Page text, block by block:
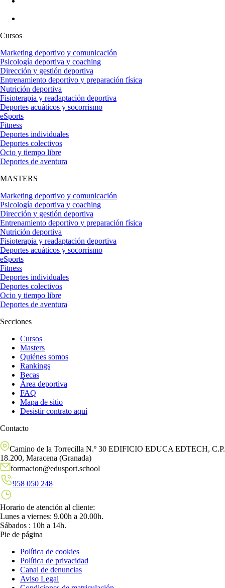
Cursos
Marketing deportivo y comunicación
Psicología deportiva y coaching
Dirección y gestión deportiva
Entrenamiento deportivo y preparación física
Nutrición deportiva
Fisioterapia y readaptación deportiva
Deportes acuáticos y socorrismo
eSports
Fitness
Deportes individuales
Deportes colectivos
Ocio y tiempo libre
Deportes de aventura
MASTERS
Marketing deportivo y comunicación
Psicología deportiva y coaching
Dirección y gestión deportiva
Entrenamiento deportivo y preparación física
Nutrición deportiva
Fisioterapia y readaptación deportiva
Deportes acuáticos y socorrismo
eSports
Fitness
Deportes individuales
Deportes colectivos
Ocio y tiempo libre
Deportes de aventura
Secciones
Cursos
Masters
Quiénes somos
Rankings
Becas
Área deportiva
FAQ
Mapa de sitio
Desistir contrato aquí
Contacto
Camino de la Torrecilla N.º 30 EDIFICIO EDUCA EDTECH, C.P.
18.200, Maracena (Granada)
formacion@edusport.school
958 050 248
Horario de atención al cliente:
Lunes a viernes: 9.00h a 20.00h.
Sábados : 10h a 14h.
Pie de página
Política de cookies
Política de privacidad
Canal de denuncias
Aviso Legal